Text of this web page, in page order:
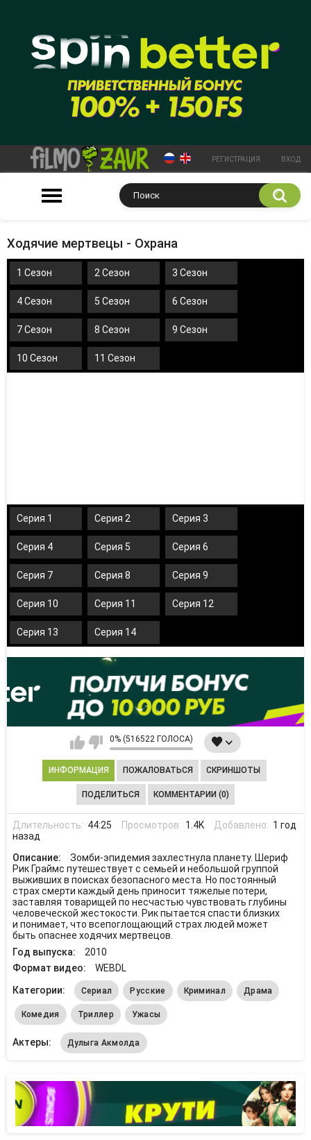
РЕГИСТРАЦИЯ ВХОД
Ходячие мертвецы - Охрана
1 Сезон 2 Сезон 3 Сезон
4 Сезон 5 Сезон 6 Сезон
7 Сезон 8 Сезон 9 Сезон
10 Сезон 11 Сезон
Серия 1 Серия 2 Серия 3
Серия 4 Серия 5 Серия 6
Серия 7 Серия 8 Серия 9
Серия 10 Серия 11 Серия 12
Серия 13 Серия 14
0% (516522 ГОЛОСА)
ИНФОРМАЦИЯ ПОЖАЛОВАТЬСЯ СКРИНШОТЫ
ПОДЕЛИТЬСЯ КОММЕНТАРИИ (0)
Длительность: 44:25 Просмотров: 1.4K Добавлено: 1 год
назад
Описание:
Зомби-эпидемия захлестнула планету. Шериф
Рик Граймс путешествует с семьей и небольшой группой
выживших в поисках безопасного места. Но постоянный
страх смерти каждый день приносит тяжелые потери,
заставляя товарищей по несчастью чувствовать глубины
человеческой жестокости. Рик пытается спасти близких
и понимает, что всепоглощающий страх людей может
быть опаснее ходячих мертвецов.
Год выпуска:
2010
Формат видео:
WEBDL
Категории:
Сериал Русские Криминал Драма
Комедия Триллер Ужасы
Актеры: Дулыга Акмолда